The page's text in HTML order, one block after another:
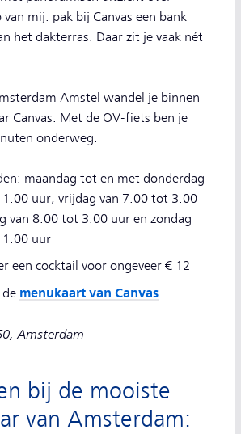
mij: pak bij Canvas een bank
het dakterras. Daar zit je vaak nét
Amstel wandel je binnen
Canvas. Met de OV-fiets ben je
onderweg.
maandag tot en met donderdag
uur, vrijdag van 7.00 tot 3.00
van 8.00 tot 3.00 uur en zondag
uur
een cocktail voor ongeveer € 12
de menukaart van Canvas
Amsterdam
bij de mooiste
van Amsterdam: